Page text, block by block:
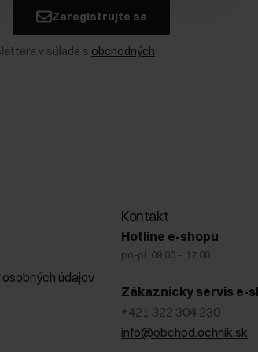
Zaregistrujte sa
v súlade s obchodných
údajov
Kontakt
Hotline e-shopu
po-pi: 09:00 – 17:00
Zákaznícky servis e-
+421 322 304 230
info@obchod.ochnik.sk